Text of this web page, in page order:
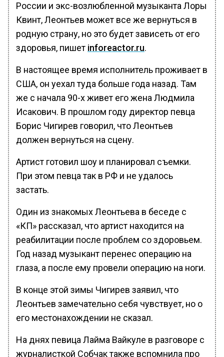
России и экс-возлюбленной музыканта Лоры
Квинт, Леонтьев может все же вернуться в
родную страну, но это будет зависеть от его
здоровья, пишет inforeactor.ru.
В настоящее время исполнитель проживает в
США, он уехал туда больше года назад. Там
же с начала 90-х живет его жена Людмила
Исакович. В прошлом году директор певца
Борис Чигирев говорил, что Леонтьев
должен вернуться на сцену.
Артист готовил шоу и планировал съемки.
При этом певца так в РФ и не удалось
застать.
Один из знакомых Леонтьева в беседе с
«КП» рассказал, что артист находится на
реабилитации после проблем со здоровьем.
Год назад музыкант перенес операцию на
глаза, а после ему провели операцию на ноги.
В конце этой зимы Чигирев заявил, что
Леонтьев замечательно себя чувствует, но о
его местонахождении не сказал.
На днях певица Лайма Вайкуле в разговоре с
журналисткой Собчак также вспомнила про